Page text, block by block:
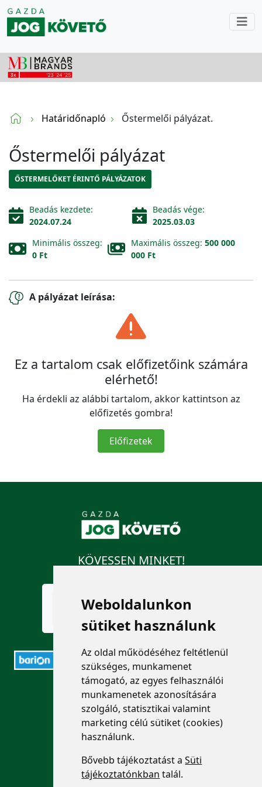
Weboldalunkon
sütiket használunk
Az oldal működéséhez feltétlenül
szükséges, munkamenet
támogató, az egyes felhasználói
munkamenetek azonosítására
szolgáló, statisztikai valamint
marketing célú sütiket (cookies)
használunk.
Bővebb tájékoztatást aSüti
tájékoztatónkban talál.
Határidőnapló Őstermelői pályázat.
Őstermelői pályázat
ŐSTERMELŐKET ÉRINTŐ PÁLYÁZATOK
Beadás kezdete:
2024.07.24
Beadás vége:
2025.03.03
Minimális összeg:
0 Ft
Maximális összeg: 500 000
000 Ft
A pályázat leírása:
Ez a tartalom csak előfizetőink számára
elérhető!
Ha érdekli az alábbi tartalom, akkor kattintson az
előfizetés gombra!
Előfizetek
KÖVESSEN MINKET!
ELÉRHETŐSÉGEK
+36 1 880 7600
info@mprx.hu